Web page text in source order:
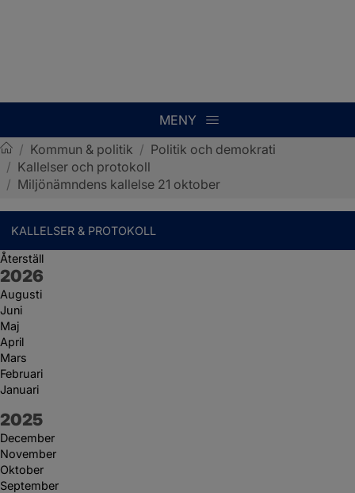
MENY
Sotenäs kommun
/ Kommun & politik / Politik och demokrati
/ Kallelser och protokoll
/ Miljönämndens kallelse 21 oktober
KALLELSER & PROTOKOLL
Återställ
År:
2026
Augusti
Juni
Maj
April
Mars
Februari
Januari
År:
2025
December
November
Oktober
September